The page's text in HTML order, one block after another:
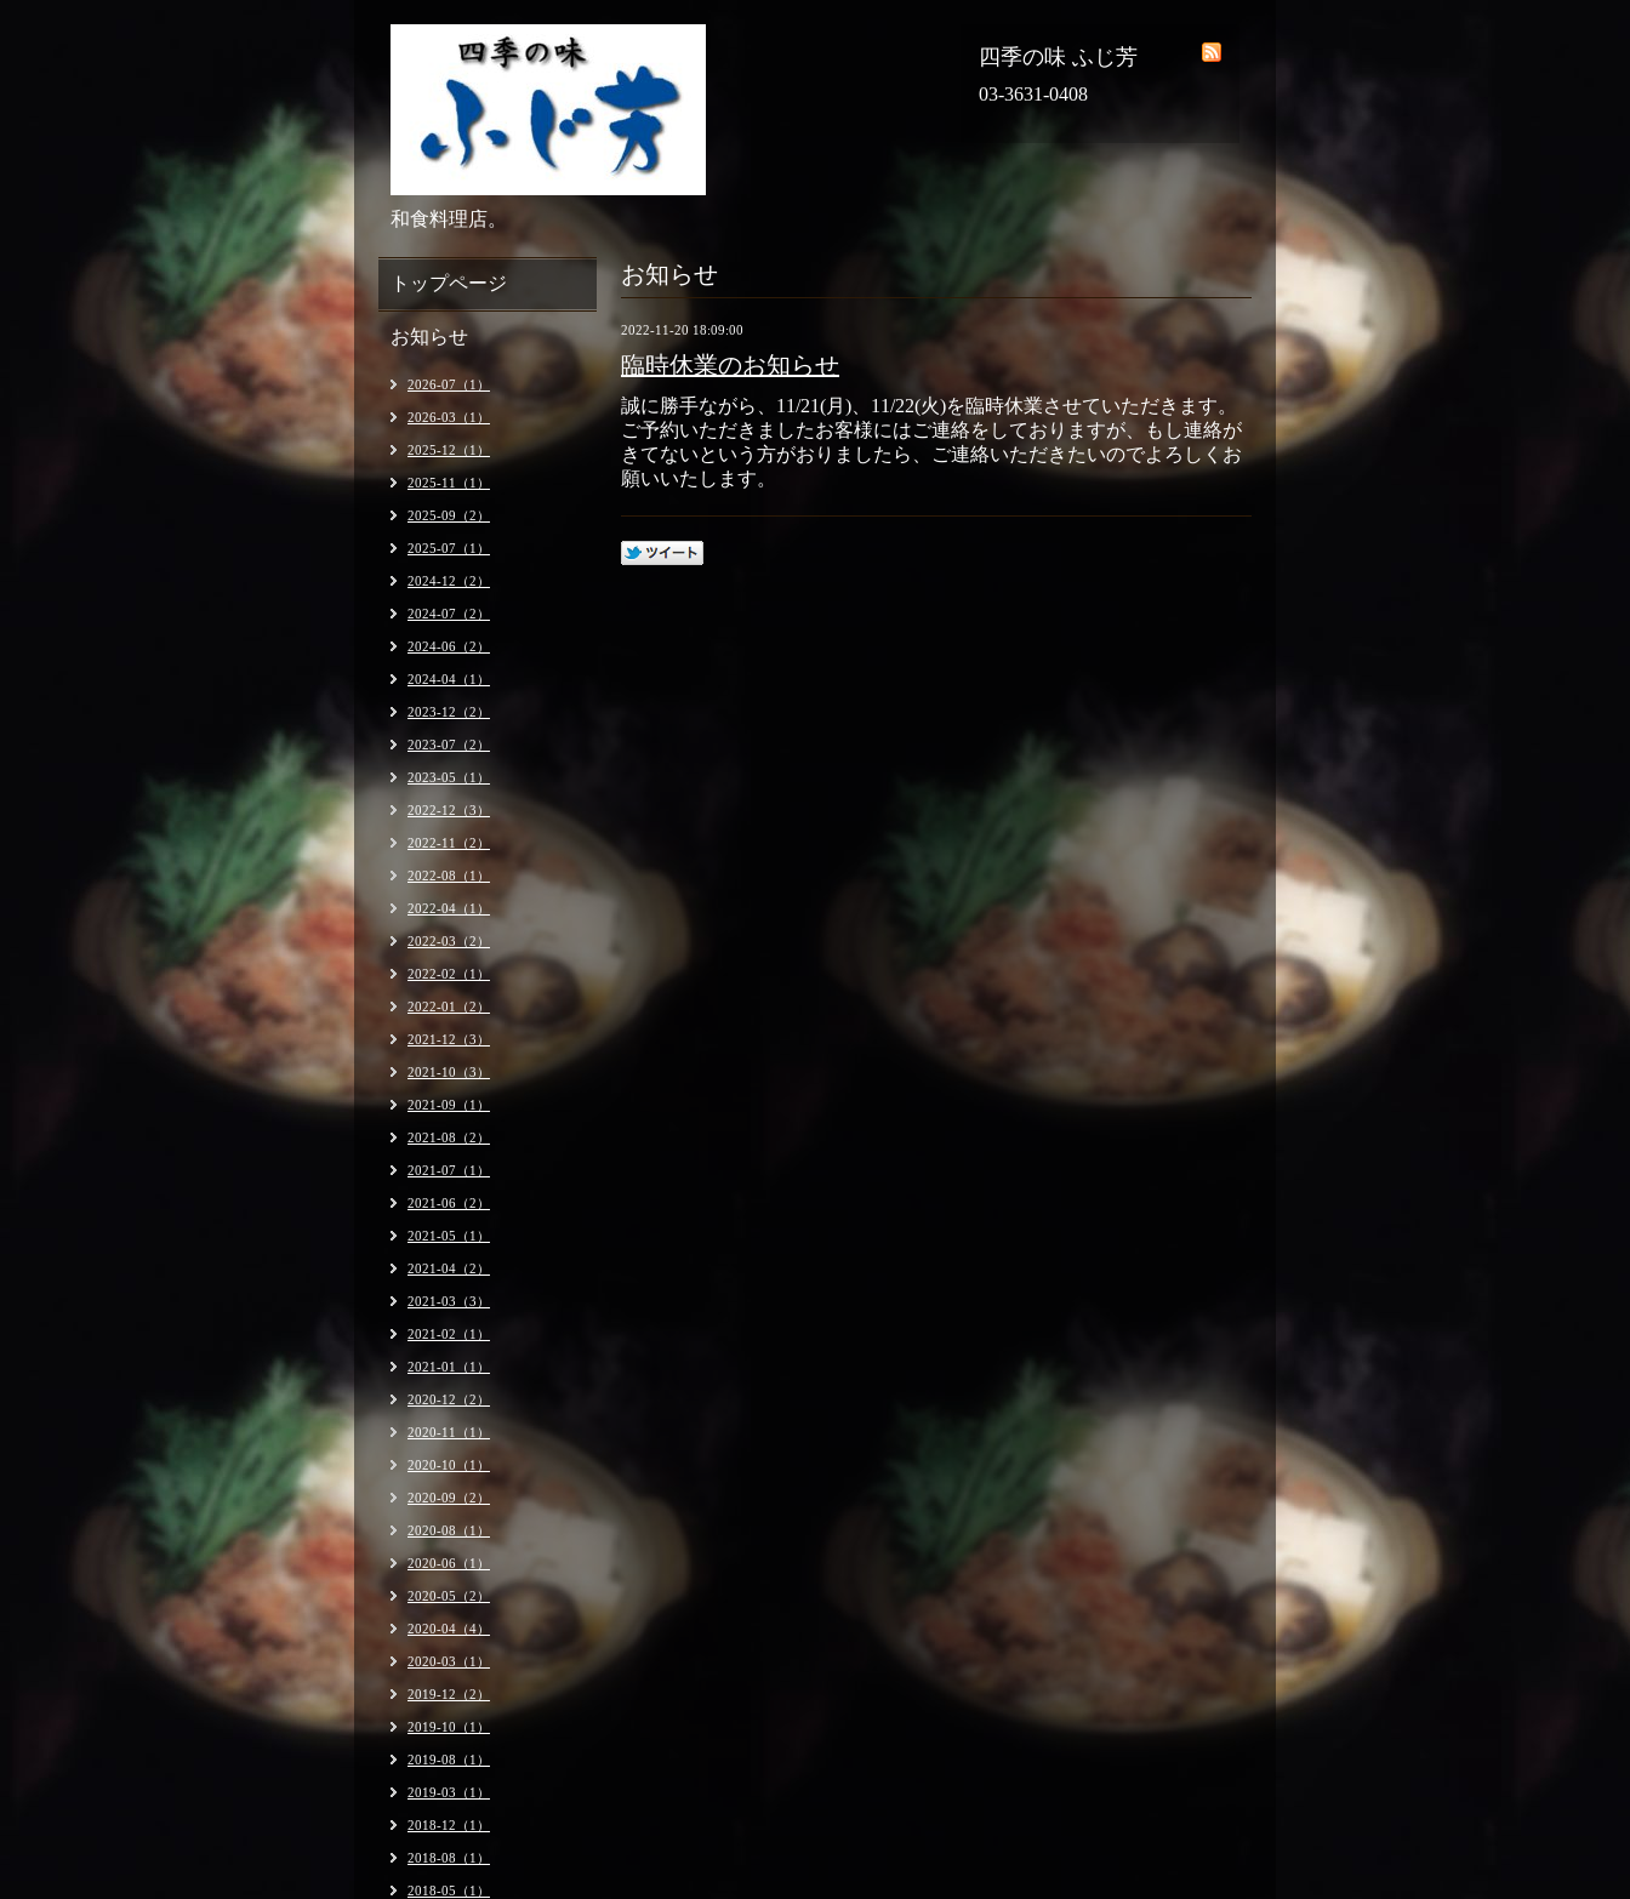
四季の味 ふじ芳
03-3631-0408
和食料理店。
お知らせ
2022-11-20 18:09:00
臨時休業のお知らせ
誠に勝手ながら、11/21(月)、11/22(火)を臨時休業させていただきます。
ご予約いただきましたお客様にはご連絡をしておりますが、もし連絡が
きてないという方がおりましたら、ご連絡いただきたいのでよろしくお
願いいたします。
トップページ
お知らせ
2026-07（1）
2026-03（1）
2025-12（1）
2025-11（1）
2025-09（2）
2025-07（1）
2024-12（2）
2024-07（2）
2024-06（2）
2024-04（1）
2023-12（2）
2023-07（2）
2023-05（1）
2022-12（3）
2022-11（2）
2022-08（1）
2022-04（1）
2022-03（2）
2022-02（1）
2022-01（2）
2021-12（3）
2021-10（3）
2021-09（1）
2021-08（2）
2021-07（1）
2021-06（2）
2021-05（1）
2021-04（2）
2021-03（3）
2021-02（1）
2021-01（1）
2020-12（2）
2020-11（1）
2020-10（1）
2020-09（2）
2020-08（1）
2020-06（1）
2020-05（2）
2020-04（4）
2020-03（1）
2019-12（2）
2019-10（1）
2019-08（1）
2019-03（1）
2018-12（1）
2018-08（1）
2018-05（1）